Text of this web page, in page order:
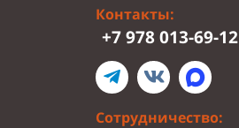
Контакты:
+7 978 013-69-12
Сотрудничество: